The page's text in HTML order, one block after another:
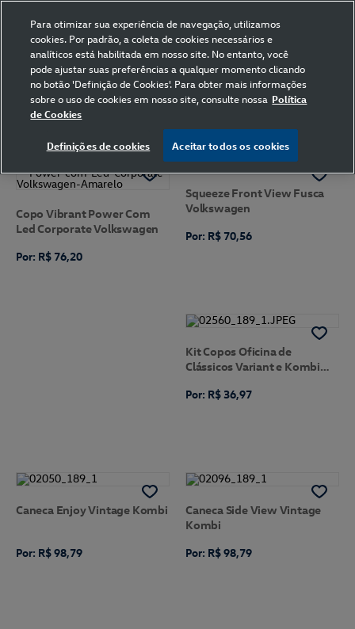
Home Volkswagen Casa e Decoração Azul 585
FILTRAR
Copo Vibrant Power Com
Led Corporate Volkswagen
Por: R$ 76,20
Squeeze Front View Fusca
Volkswagen
Por: R$ 70,56
Kit Copos Oficina de
Clássicos Variant e Kombi
Por: R$ 36,97
Caneca Enjoy Vintage Kombi
Por: R$ 98,79
Caneca Side View Vintage
Kombi
Por: R$ 98,79
Para otimizar sua experiência de navegação, utilizamos
cookies. Por padrão, a coleta de cookies necessários e
analíticos está habilitada em nosso site. No entanto, você
pode ajustar suas preferências a qualquer momento clicando
no botão 'Definição de Cookies'. Para obter mais informações
sobre o uso de cookies em nosso site, consulte nossa Política
de Cookies
Definições de cookies Aceitar todos os cookies